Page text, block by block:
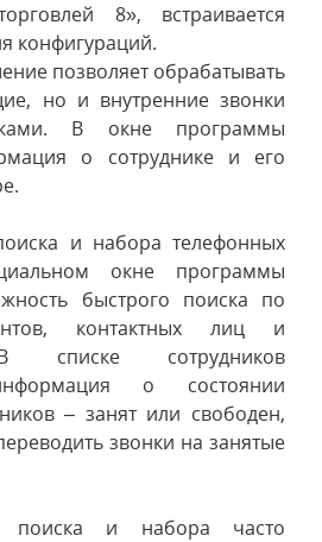
8», встраивается
конфигураций.
позволяет обрабатывать
но и внутренние звонки
В окне программы
о сотруднике и его
и набора телефонных
окне программы
быстрого поиска по
контактных лиц и
списке сотрудников
о состоянии
– занят или свободен,
звонки на занятые
поиска и набора часто